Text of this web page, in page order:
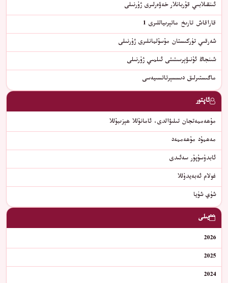
ئىنقىلابىي قۇربانلار خەۋەرلىرى ژۇرنىلى
قاراقاش تارىخ ماتېرىياللىرى 1
شەرقىي تۈركىستان مۇسۇلمانلىرى ژۇرنىلى
شىنجاڭ ئۇنىۋېرسىتىتى ئىلمىي ژۇرنىلى
ماگىستىرلىق دىسسېرتاتسىيەسى
ئاپتور
مۇھەممەتجان تىلىۋالدى، ئامانۇللا ھېزىبۇللا
مەھمۇد مۇھەممەد
ئابدۇسۇپۇر سەئىدى
غولام ئەبەيدۇللا
شۈي شۈيا
يىلى
2026
2025
2024